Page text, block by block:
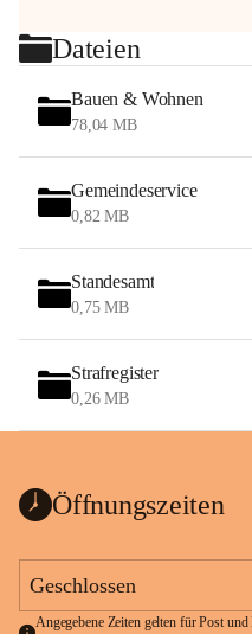
Dateien
Bauen & Wohnen
78,04 MB
Gemeindeservice
0,82 MB
Standesamt
0,75 MB
Strafregister
0,26 MB
Öffnungszeiten
Geschlossen
Angegebene Zeiten gelten für Post